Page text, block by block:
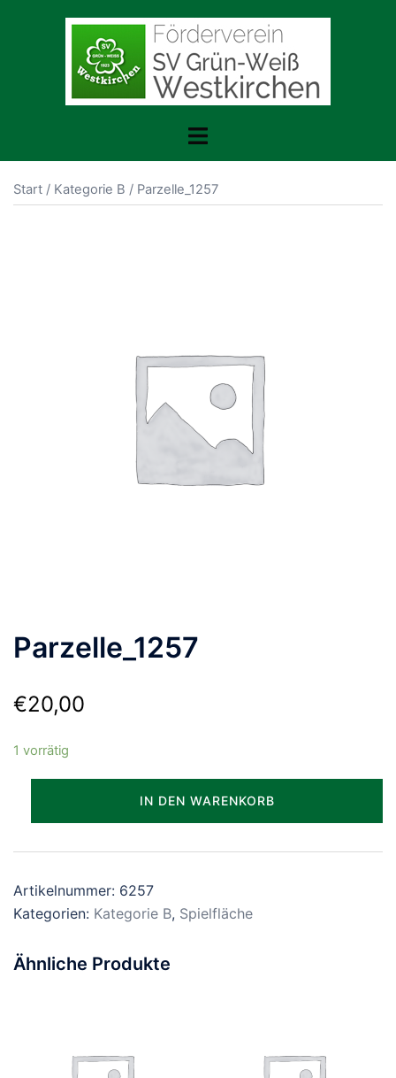
Menü
Start / Kategorie B / Parzelle_1257
Parzelle_1257
€20,00
1 vorrätig
IN DEN WARENKORB
Artikelnummer: 6257
Kategorien: Kategorie B, Spielfläche
Ähnliche Produkte